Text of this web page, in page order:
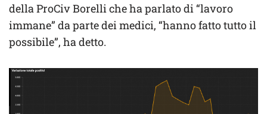
della ProCiv Borelli che ha parlato di “lavoro
immane” da parte dei medici, “hanno fatto tutto il
possibile”, ha detto.